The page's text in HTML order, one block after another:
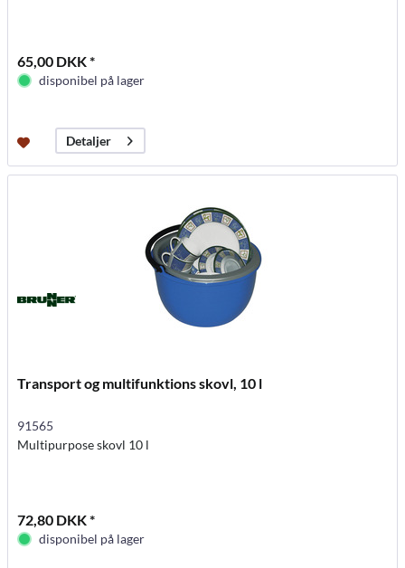
65,00 DKK *
disponibel på lager
Detaljer
Transport og multifunktions skovl, 10 l
91565
Multipurpose skovl 10 l
72,80 DKK *
disponibel på lager